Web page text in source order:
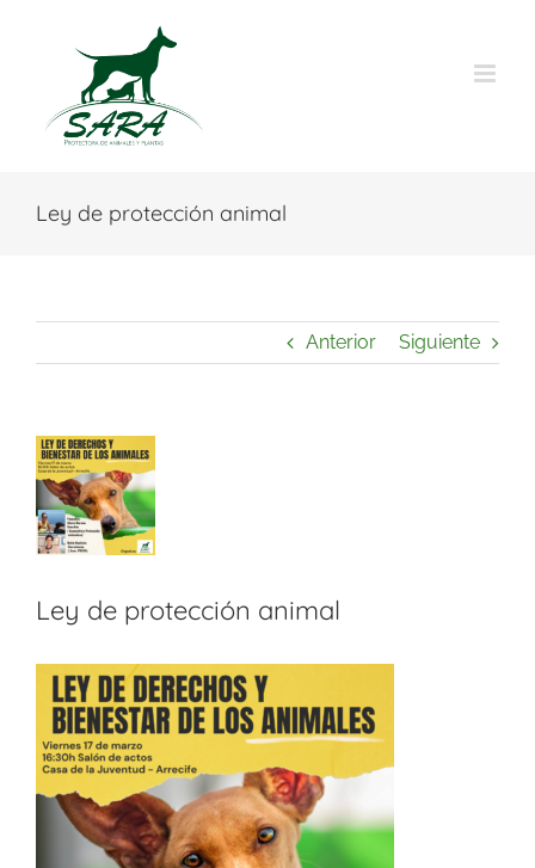
Ley de protección animal
Anterior Siguiente
Ver
imagen
más
grande
Ley de protección animal